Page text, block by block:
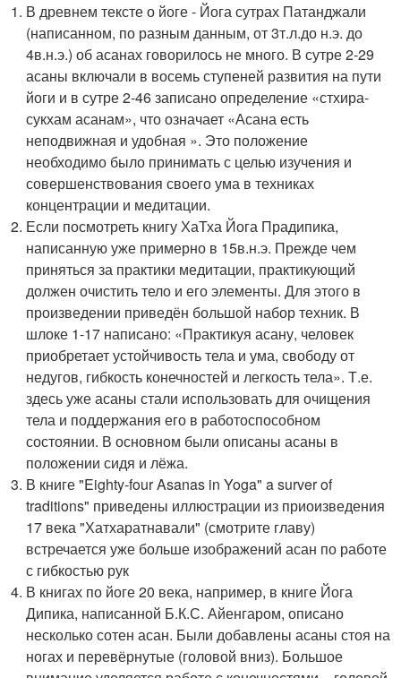
В древнем тексте о йоге - Йога сутрах Патанджали
(написанном, по разным данным, от 3т.л.до н.э. до
4в.н.э.) об асанах говорилось не много. В сутре 2-29
асаны включали в восемь ступеней развития на пути
йоги и в сутре 2-46 записано определение «стхира-
сукхам асанам», что означает «Асана есть
неподвижная и удобная ». Это положение
необходимо было принимать с целью изучения и
совершенствования своего ума в техниках
концентрации и медитации.
Если посмотреть книгу ХаТха Йога Прадипика,
написанную уже примерно в 15в.н.э. Прежде чем
приняться за практики медитации, практикующий
должен очистить тело и его элементы. Для этого в
произведении приведён большой набор техник. В
шлоке 1-17 написано: «Практикуя асану, человек
приобретает устойчивость тела и ума, свободу от
недугов, гибкость конечностей и легкость тела». Т.е.
здесь уже асаны стали использовать для очищения
тела и поддержания его в работоспособном
состоянии. В основном были описаны асаны в
положении сидя и лёжа.
В книге "Eighty-four Asanas in Yoga" a surver of
traditions" приведены иллюстрации из приоизведения
17 века "Хатхаратнавали" (смотрите главу)
встречается уже больше изображений асан по работе
с гибкостью рук
В книгах по йоге 20 века, например, в книге Йога
Дипика, написанной Б.К.С. Айенгаром, описано
несколько сотен асан. Были добавлены асаны стоя на
ногах и перевёрнутые (головой вниз). Большое